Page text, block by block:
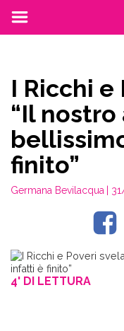
I Ricchi e
“Il
finito”
Germana Bevilacqua |
4' DI LETTURA